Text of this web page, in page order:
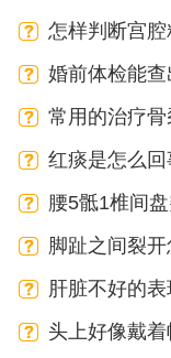
怎样判断宫
婚前体检能
常用的治疗
红痰是怎么回
腰5骶1椎间
脚趾之间裂
肝脏不好的
头上好像戴